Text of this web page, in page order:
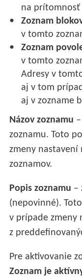
na prítomnosť
Zoznam
v tomto
Zoznam
v tomto
Adresy v
aj v tom
aj v zozname
Názov zoznamu
zoznamu. Toto
zmeny
zoznamov.
Popis zoznamu –
(nepovinné).
v prípade zmeny
z
Pre aktivovanie
Zoznam je